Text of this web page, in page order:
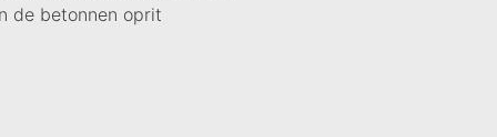
de betonnen oprit